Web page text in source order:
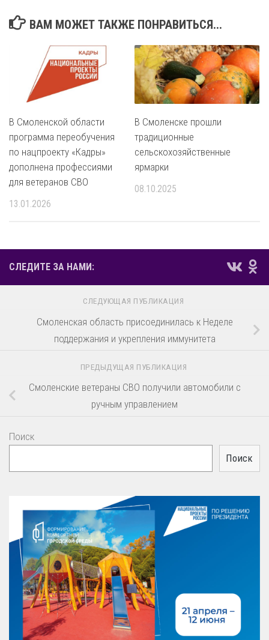
ВАМ МОЖЕТ ТАКЖЕ ПОНРАВИТЬСЯ...
В Смоленской области
программа переобучения
по нацпроекту «Кадры»
дополнена профессиями
для ветеранов СВО
13.01.2026
В Смоленске прошли
традиционные
сельскохозяйственные
ярмарки
08.10.2025
СЛЕДИТЕ ЗА НАМИ:
СЛЕДУЮЩАЯ ПУБЛИКАЦИЯ
Смоленская область присоединилась к Неделе
поддержания и укрепления иммунитета
ПРЕДЫДУЩАЯ ПУБЛИКАЦИЯ
Смоленские ветераны СВО получили автомобили с
ручным управлением
Поиск
Поиск